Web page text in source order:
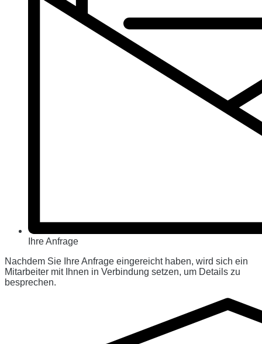
Ihre Anfrage
Nachdem Sie Ihre Anfrage eingereicht haben, wird sich ein
Mitarbeiter mit Ihnen in Verbindung setzen, um Details zu
besprechen.